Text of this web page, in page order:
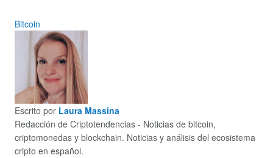
Bitcoin
Escrito por Laura Massina
Redacción de Criptotendencias - Noticias de bitcoin,
criptomonedas y blockchain. Noticias y análisis del ecosistema
cripto en español.